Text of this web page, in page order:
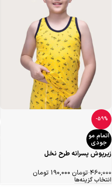
-59%
اتمام مو
جودی
زیرپوش پسرانه طرح نخل
460,000 تومان 190,000 تومان
انتخاب گزینه‌ها